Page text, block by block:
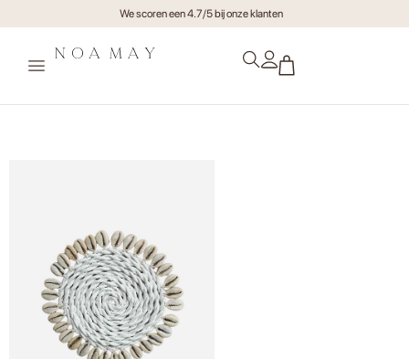
We scoren een 4.7/5 bij onze klanten